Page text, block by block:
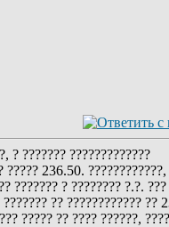
? ??????? ?????????????
????? 236.50. ????????????,
??????? ? ???????? ?.?. ???
?? ???????????? ??
????? ?? ???? ??????,